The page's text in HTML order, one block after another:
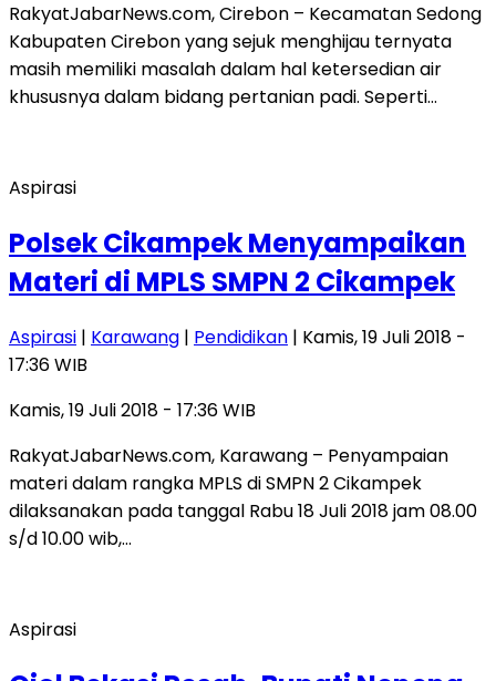
RakyatJabarNews.com, Cirebon – Kecamatan Sedong
Kabupaten Cirebon yang sejuk menghijau ternyata
masih memiliki masalah dalam hal ketersedian air
khususnya dalam bidang pertanian padi. Seperti…
Aspirasi
Polsek Cikampek Menyampaikan
Materi di MPLS SMPN 2 Cikampek
Aspirasi | Karawang | Pendidikan | Kamis, 19 Juli 2018 -
17:36 WIB
Kamis, 19 Juli 2018 - 17:36 WIB
RakyatJabarNews.com, Karawang – Penyampaian
materi dalam rangka MPLS di SMPN 2 Cikampek
dilaksanakan pada tanggal Rabu 18 Juli 2018 jam 08.00
s/d 10.00 wib,…
Aspirasi